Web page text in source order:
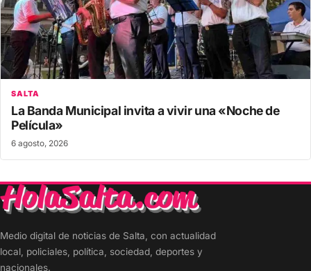
SALTA
La Banda Municipal invita a vivir una «Noche de
Película»
6 agosto, 2026
Medio digital de noticias de Salta, con actualidad
local, policiales, política, sociedad, deportes y
nacionales.